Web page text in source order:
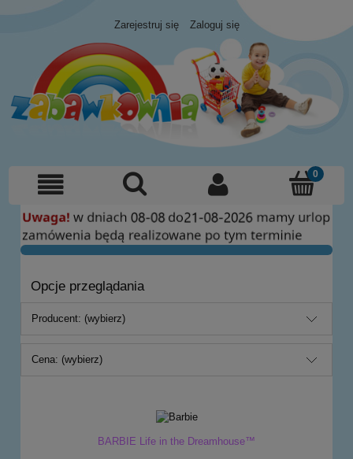
Zarejestruj się Zaloguj się
Opcje przeglądania
Producent: (wybierz)
Cena: (wybierz)
BARBIE Life in the Dreamhouse™